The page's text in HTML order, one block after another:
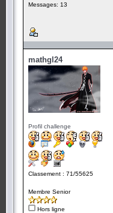
Messages: 13
mathgl24
Profil challenge
Classement : 71/55625
Membre Senior
Hors ligne